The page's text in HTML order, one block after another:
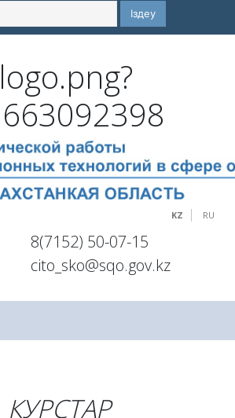
Іздеу
KZ RU
8(7152) 50-07-15
cito_sko@sqo.gov.kz
КУРСТАР